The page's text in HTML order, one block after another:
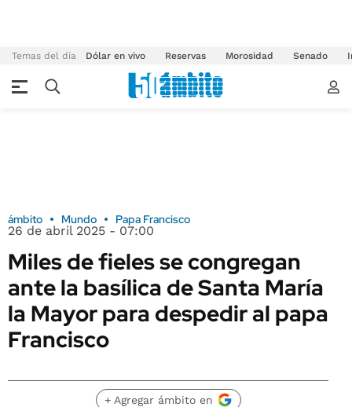
Temas del día Dólar en vivo Reservas Morosidad Senado
ámbito Mundo Papa Francisco
26 de abril 2025 - 07:00
Miles de fieles se congregan
ante la basílica de Santa María
la Mayor para despedir al papa
Francisco
+ Agregar ámbito en